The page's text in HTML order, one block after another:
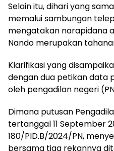
Selain itu, dihari yang
memalui sambungan
mengatakan narapidana
Nando merupakan
Klarifikasi yang
dengan dua petikan data
oleh pengadilan negeri
Dimana putusan
tertanggal 11 September
180/PID.B/2024/PN,
bersama tiga rekannya